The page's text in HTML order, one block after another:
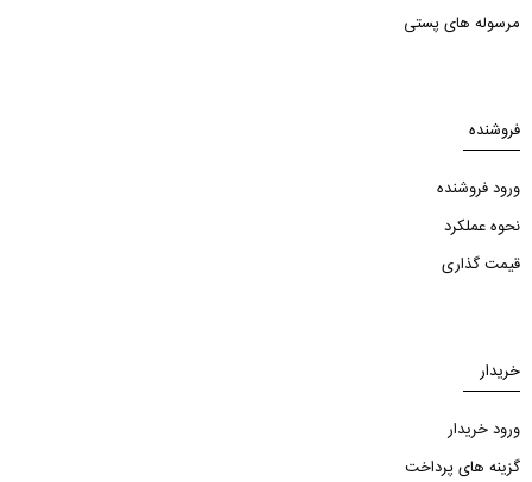
مرسوله های پستی
فروشنده
ورود فروشنده
نحوه عملکرد
قیمت گذاری
خریدار
ورود خریدار
گزینه های پرداخت